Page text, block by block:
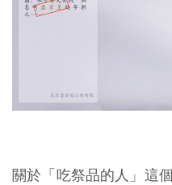
關於「吃祭品的人」這